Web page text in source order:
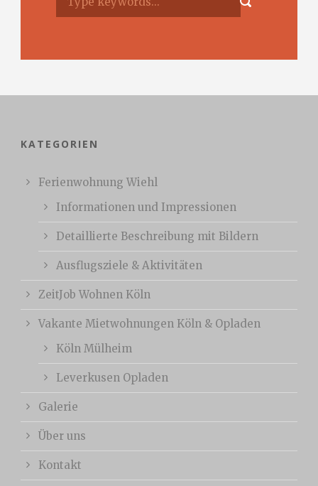
KATEGORIEN
Ferienwohnung Wiehl
Informationen und Impressionen
Detaillierte Beschreibung mit Bildern
Ausflugsziele & Aktivitäten
ZeitJob Wohnen Köln
Vakante Mietwohnungen Köln & Opladen
Köln Mülheim
Leverkusen Opladen
Galerie
Über uns
Kontakt